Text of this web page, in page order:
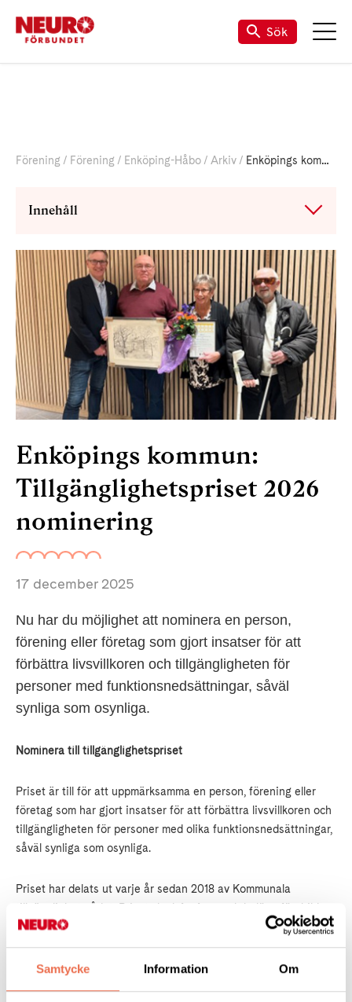
Samtycke Information Om
Sök
Förening Förening Enköping-Håbo Arkiv Enköpings kommun: Tillgänglighetspriset 2026 nominering
Innehåll
Enköpings kommun:
Tillgänglighetspriset 2026
nominering
17 december 2025
Nu har du möjlighet att nominera en person,
förening eller företag som gjort insatser för att
förbättra livsvillkoren och tillgängligheten för
personer med funktionsnedsättningar, såväl
synliga som osynliga.
Nominera till tillgänglighetspriset
Priset är till för att uppmärksamma en person, förening eller
företag som har gjort insatser för att förbättra livsvillkoren och
tillgängligheten för personer med olika funktionsnedsättningar,
såväl synliga som osynliga.
Priset har delats ut varje år sedan 2018 av Kommunala
tillgänglighetsrådet. Priset ska lyfta fram och belöna förebilder
och goda exempel i arbetet för en tillgänglig kommun där alla
har lika möjligheter.